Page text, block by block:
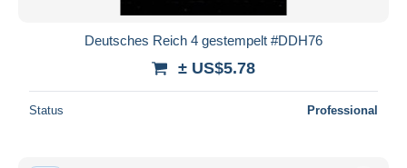
Deutsches Reich 4 gestempelt #DDH76
± US$5.78
Status Professional